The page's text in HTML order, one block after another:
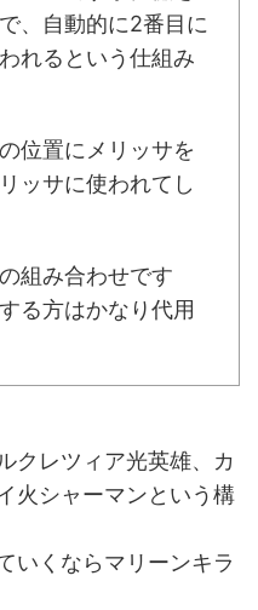
、自動的に2番目に
れるという仕組み
位置にメリッサを
ッサに使われてし
組み合わせです
る方はかなり代用
クレツィア光英雄、カ
火シャーマンという構
いくならマリーンキラ